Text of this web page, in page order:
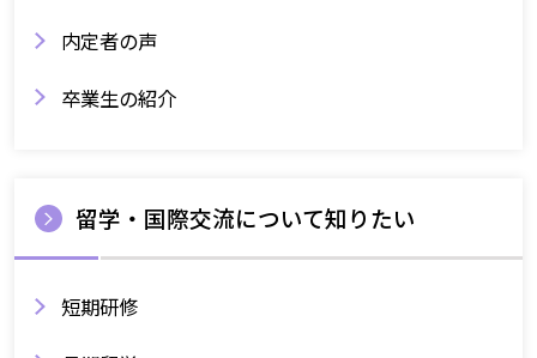
内定者の声
卒業生の紹介
留学・国際交流について知りたい
短期研修